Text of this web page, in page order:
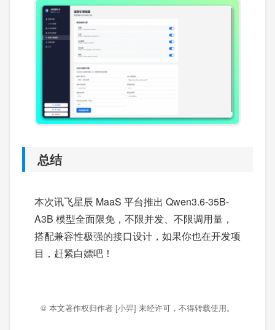
总结
本次讯飞星辰 MaaS 平台推出 Qwen3.6-35B-
A3B 模型全面限免，不限并发、不限调用量，
搭配兼容性极强的接口设计，如果你也在开发项
目，赶紧白嫖吧！
© 本文著作权归作者 [小羿] 未经许可，不得转载使用。